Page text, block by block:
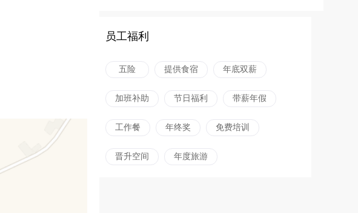
员工福利
五险 提供食宿 年底双薪
加班补助 节日福利 带薪年假
工作餐 年终奖 免费培训
晋升空间 年度旅游